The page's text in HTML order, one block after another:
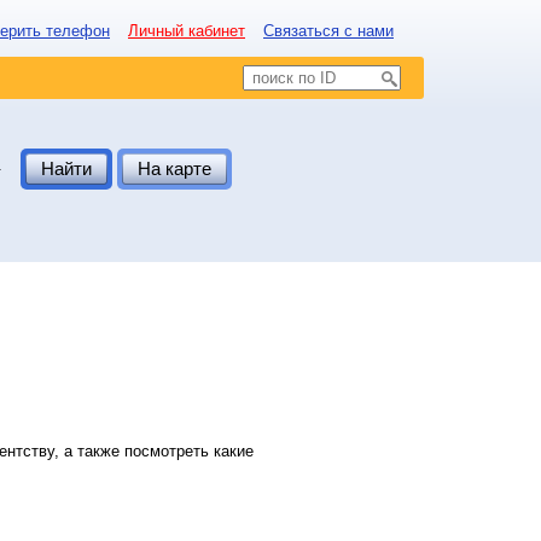
телефон Личный кабинет Связаться с нами
Найти На карте
а также посмотреть какие